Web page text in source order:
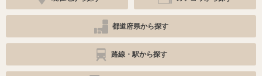
都道府県から探す
路線・駅から探す